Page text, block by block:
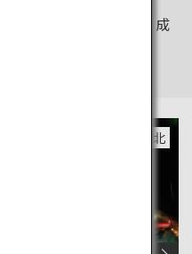
てくれる、自然が織り成
か。
道北